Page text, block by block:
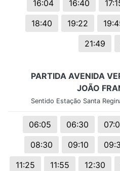
16:04
16:40
18:40
19:22
21:49
PARTIDA AVENIDA
JOÃO
Sentido Estação Santa
06:05 06:30
08:30
09:10
11:25
11:55 12:30